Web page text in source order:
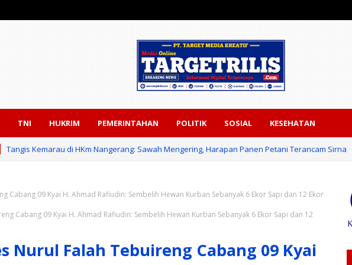
TNI HUKRIM PEMERINTAHAN POLITIK SOSIAL KESEHATAN
Tangis Kemarau di HKm Nangerang: Sawah Mengering, Harapan Panen Petani Terancam Sirna
Cabang 09 Kyai H. Ahmad Rafiudin: Sembelih Hewan Kurban Sebanyak 6 Ekor Sapi dan 12 Ekor
Cabang 09 Kyai H. Ahmad Rafiudin: Sembelih Hewan Kurban Sebanyak 6 Ekor Sapi dan 12
Nurul Falah Tebuireng Cabang 09 Kyai